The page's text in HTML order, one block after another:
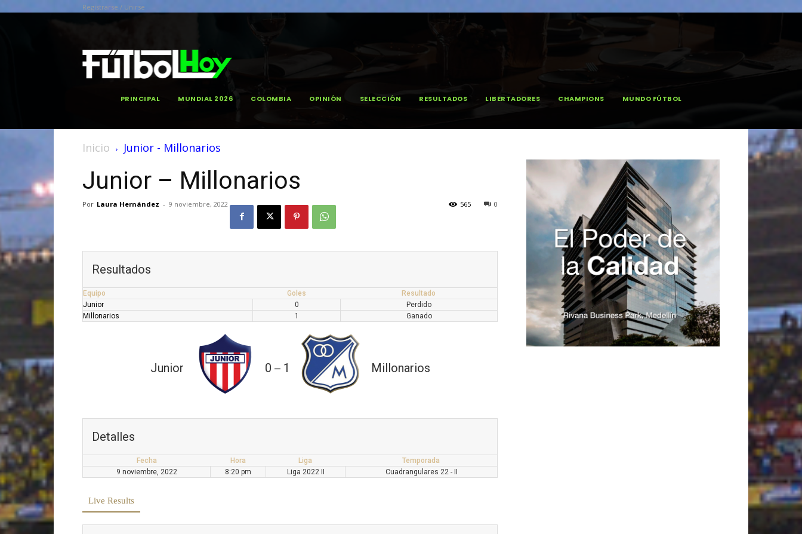
Registrarse / Unirse
PRINCIPAL MUNDIAL 2026 COLOMBIA OPINIÓN SELECCIÓN RESULTADOS LIBERTADORES CHAMPIONS MUNDO FÚTBOL
Inicio Junior - Millonarios
Junior – Millonarios
Por Laura Hernández - 9 noviembre, 2022 0
565
Resultados
Equipo Goles
Resultado
Junior
0
Perdido
Millonarios
1 Ganado
Junior 0 — 1 Millonarios
Detalles
Fecha Hora Liga
Temporada
9 noviembre, 2022
8:20 pm Liga 2022 II Cuadrangulares 22 - II
Live Results